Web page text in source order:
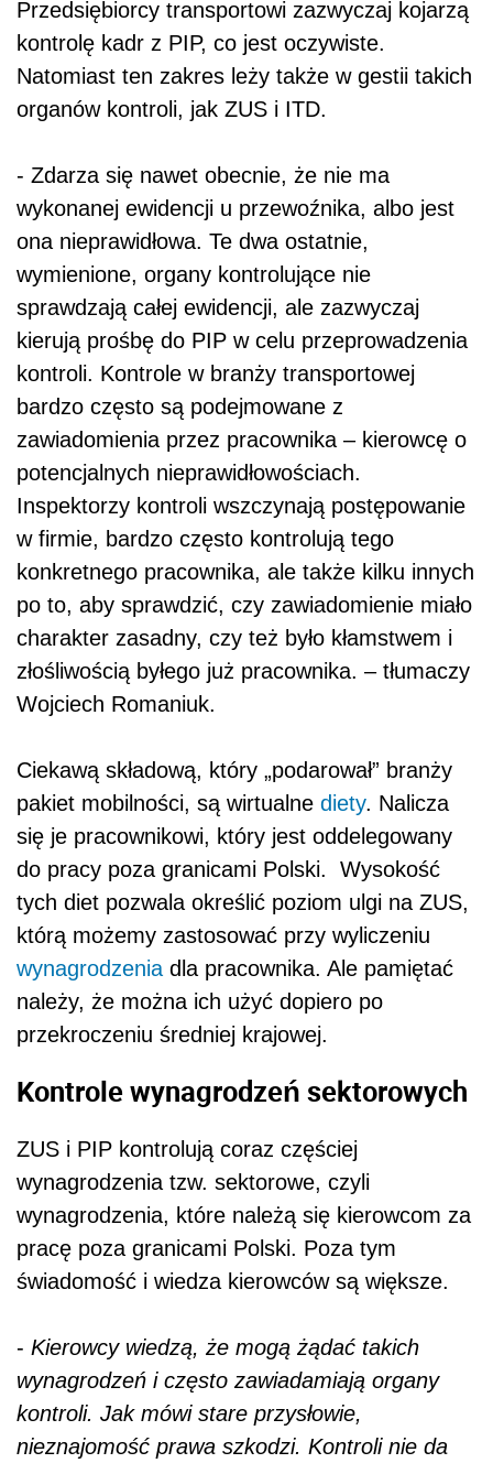
Przedsiębiorcy transportowi zazwyczaj kojarzą
kontrolę kadr z PIP, co jest oczywiste.
Natomiast ten zakres leży także w gestii takich
organów kontroli, jak ZUS i ITD.
- Zdarza się nawet obecnie, że nie ma
wykonanej ewidencji u przewoźnika, albo jest
ona nieprawidłowa. Te dwa ostatnie,
wymienione, organy kontrolujące nie
sprawdzają całej ewidencji, ale zazwyczaj
kierują prośbę do PIP w celu przeprowadzenia
kontroli. Kontrole w branży transportowej
bardzo często są podejmowane z
zawiadomienia przez pracownika – kierowcę o
potencjalnych nieprawidłowościach.
Inspektorzy kontroli wszczynają postępowanie
w firmie, bardzo często kontrolują tego
konkretnego pracownika, ale także kilku innych
po to, aby sprawdzić, czy zawiadomienie miało
charakter zasadny, czy też było kłamstwem i
złośliwością byłego już pracownika. – tłumaczy
Wojciech Romaniuk.
Ciekawą składową, który „podarował” branży
pakiet mobilności, są wirtualne diety. Nalicza
się je pracownikowi, który jest oddelegowany
do pracy poza granicami Polski. Wysokość
tych diet pozwala określić poziom ulgi na ZUS,
którą możemy zastosować przy wyliczeniu
wynagrodzenia dla pracownika. Ale pamiętać
należy, że można ich użyć dopiero po
przekroczeniu średniej krajowej.
Kontrole wynagrodzeń sektorowych
ZUS i PIP kontrolują coraz częściej
wynagrodzenia tzw. sektorowe, czyli
wynagrodzenia, które należą się kierowcom za
pracę poza granicami Polski. Poza tym
świadomość i wiedza kierowców są większe.
- Kierowcy wiedzą, że mogą żądać takich
wynagrodzeń i często zawiadamiają organy
kontroli. Jak mówi stare przysłowie,
nieznajomość prawa szkodzi. Kontroli nie da